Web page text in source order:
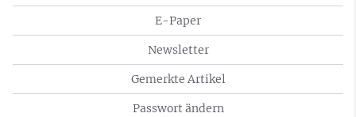
E-Paper
Newsletter
Gemerkte Artikel
Passwort ändern